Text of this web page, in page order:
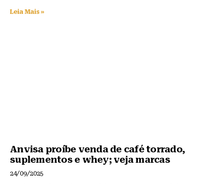
Leia Mais »
Anvisa proíbe venda de café torrado,
suplementos e whey; veja marcas
24/09/2025